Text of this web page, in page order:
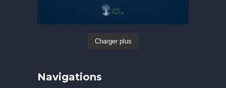
Charger plus
Navigations